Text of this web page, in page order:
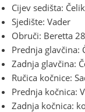
Cijev sedišta:
Sjedište: Vader
Obruči: Beretta
Prednja glavčina:
Zadnja glavčina:
Ručica kočnice:
Prednja kočnica:
Zadnja kočnica: